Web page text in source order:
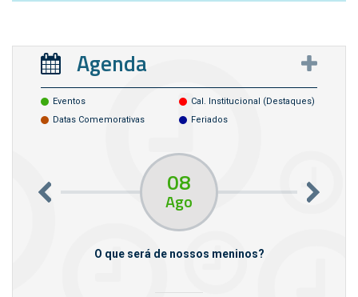
Agenda
Eventos
Cal. Institucional (destaques)
Datas Comemorativas
Feriados
08
Ago
O que será de nossos meninos?